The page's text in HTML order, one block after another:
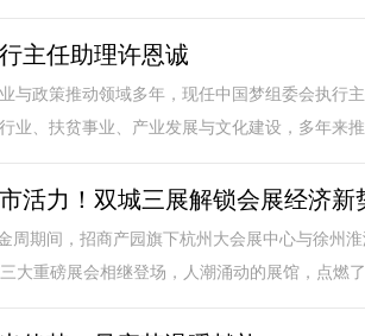
主任助理许恩诚
与政策推动领域多年，现任中国梦组委会执行
业、扶贫事业、产业发展与文化建设，多年来
活力！双城三展解锁会展经济新
周期间，招商产园旗下杭州大会展中心与徐州
大重磅展会相继登场，人潮涌动的展馆，点燃